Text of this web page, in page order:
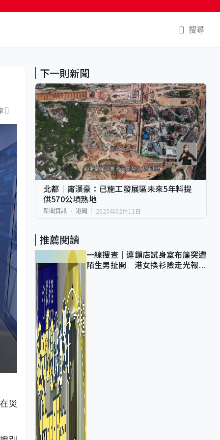
搜尋
災
下一則新聞
北都｜甯漢豪：已施工發展區未來5年料提
供570公頃熟地
新聞資訊 港聞 2025年02月11日
推薦閱讀
一線搜查｜連鎖店試身室布簾突遭
陌生男扯開 港女換衫險走光報